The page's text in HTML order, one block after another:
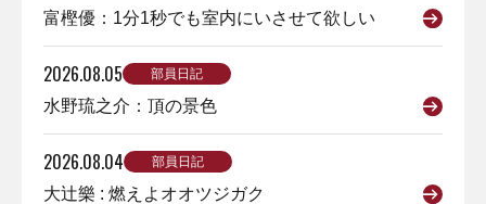
富樫優：1分1秒でも室内にいさせて欲しい
2026.08.05 部員日記
水野琉之介：頂の景色
2026.08.04 部員日記
大辻樂 : 燃えよオオツジガク